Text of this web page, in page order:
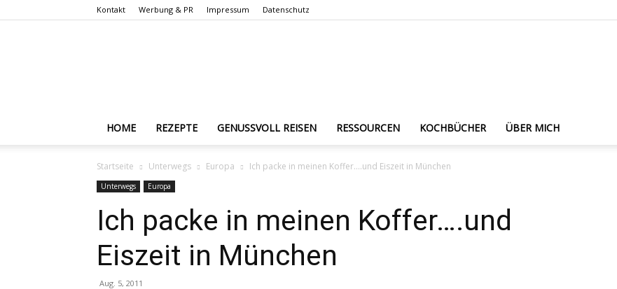
Kontakt Werbung & PR Impressum Datenschutz
HOME REZEPTE GENUSSVOLL REISEN RESSOURCEN KOCHBÜCHER ÜBER MICH
Startseite Unterwegs Europa Ich packe in meinen Koffer….und Eiszeit in München
Unterwegs Europa
Ich packe in meinen Koffer….und
Eiszeit in München
Aug. 5, 2011